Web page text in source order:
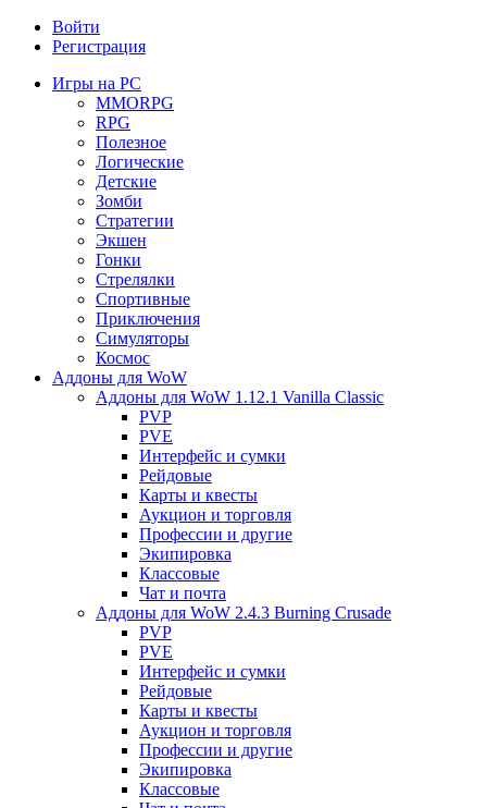
Войти
Регистрация
Игры на PC
MMORPG
RPG
Полезное
Логические
Детские
Зомби
Стратегии
Экшен
Гонки
Стрелялки
Спортивные
Приключения
Симуляторы
Космос
Аддоны для WoW
Аддоны для WoW 1.12.1 Vanilla Classic
PVP
PVE
Интерфейс и сумки
Рейдовые
Карты и квесты
Аукцион и торговля
Профессии и другие
Экипировка
Классовые
Чат и почта
Аддоны для WoW 2.4.3 Burning Crusade
PVP
PVE
Интерфейс и сумки
Рейдовые
Карты и квесты
Аукцион и торговля
Профессии и другие
Экипировка
Классовые